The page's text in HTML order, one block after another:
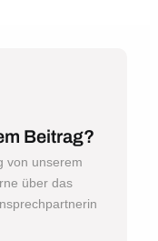
Beitrag?
von unserem
über das